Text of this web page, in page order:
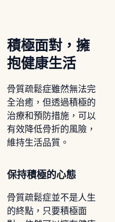
積極面對，擁
抱健康生活
骨質疏鬆症雖然無法完
全治癒，但透過積極的
治療和預防措施，可以
有效降低骨折的風險，
維持生活品質。
保持積極的心態
骨質疏鬆症並不是人生
的終點，只要積極面